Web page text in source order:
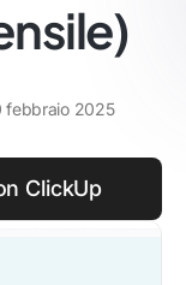
febbraio 2025
ClickUp